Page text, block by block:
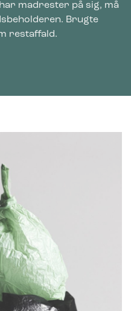
madrester på sig, må
Brugte
restaffald.